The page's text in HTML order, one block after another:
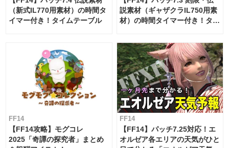
（新式IL770用素材）の時間タ
イマー付き！タイムテーブル
説素材（ギャザクラIL750用素
材）の時間タイマー付き！タイ
FF14
【FF14攻略】モグコレ
2025「奇譚の探究者」まとめ
FF14
【FF14】パッチ7.25対応！エ
オルゼア各エリアの天気がひと